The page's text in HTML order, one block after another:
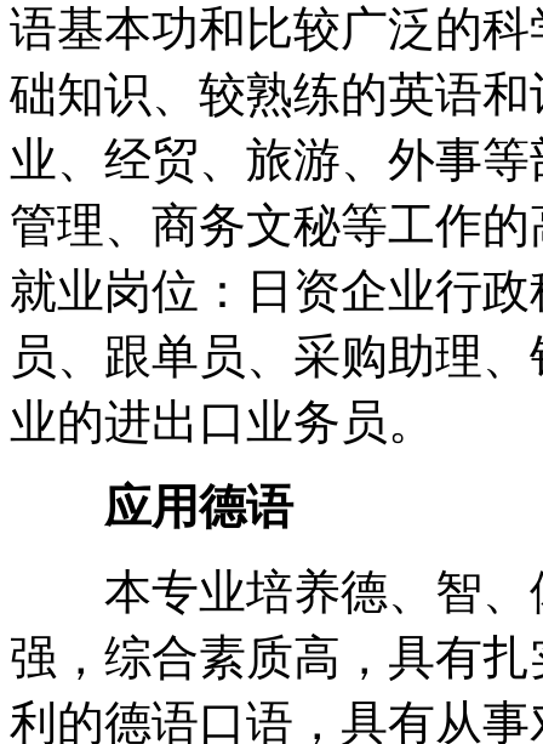
语基本功和比较广泛的
础知识、较熟练的英语
业、经贸、旅游、外事
管理、商务文秘等工作
就业岗位：日资企业行
员、跟单员、采购助理
业的进出口业务员。
应用德语
本专业培养德、智、
强，综合素质高，具有
利的德语口语，具有从